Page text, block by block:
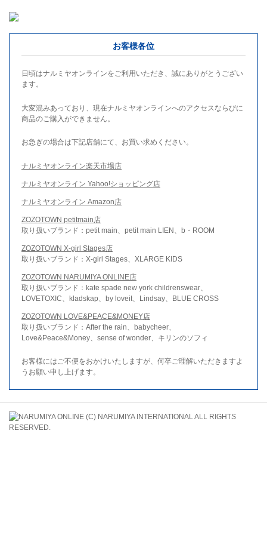
お客様各位
日頃はナルミヤオンラインをご利用いただき、誠にありがとうござい
ます。
大変混みあっており、現在ナルミヤオンラインへのアクセスならびに
商品のご購入ができません。
お急ぎの場合は下記店舗にて、お買い求めください。
ナルミヤオンライン楽天市場店
ナルミヤオンライン Yahoo!ショッピング店
ナルミヤオンライン Amazon店
ZOZOTOWN petitmain店
取り扱いブランド：petit main、petit main LIEN、b・ROOM
ZOZOTOWN X-girl Stages店
取り扱いブランド：X-girl Stages、XLARGE KIDS
ZOZOTOWN NARUMIYA ONLINE店
取り扱いブランド：kate spade new york childrenswear、
LOVETOXIC、kladskap、by loveit、Lindsay、BLUE CROSS
ZOZOTOWN LOVE&PEACE&MONEY店
取り扱いブランド：After the rain、babycheer、
Love&Peace&Money、sense of wonder、キリンのソフィ
お客様にはご不便をおかけいたしますが、何卒ご理解いただきますよ
うお願い申し上げます。